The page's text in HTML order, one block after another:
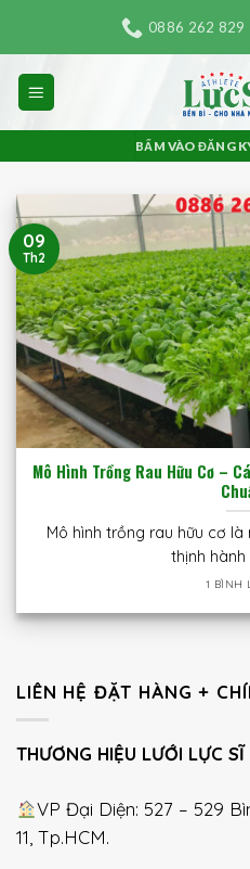
nội
dung
0886 262 829
BẤM VÀO ĐĂNG
Mô Hình Trồng Rau Hữu Cơ –
Mô hình trồng rau hữu cơ
thịnh
1 BÌNH
09
Th2
LIÊN HỆ ĐẶT HÀNG +
THƯƠNG HIỆU LƯỚI LỰC
VP Đại Diện: 527 – 529
11, Tp.HCM.